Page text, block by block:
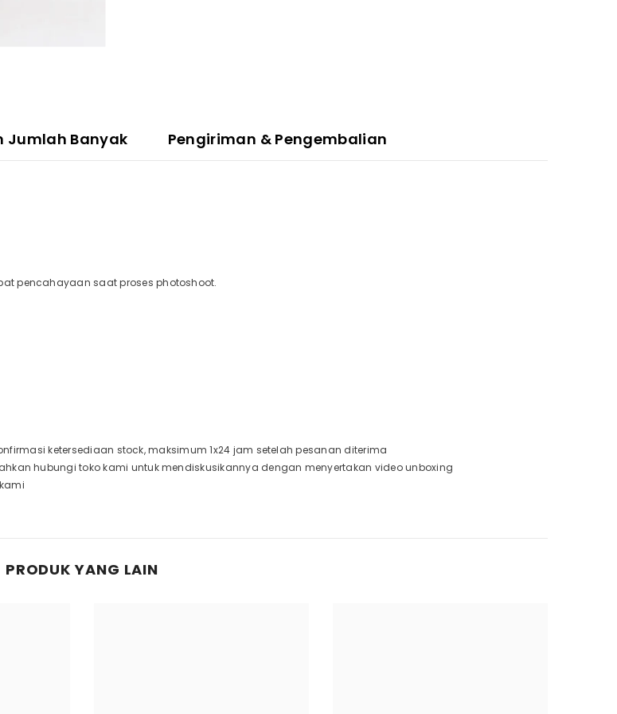
Jumlah Banyak Pengiriman & Pengembalian
pencahayaan saat proses photoshoot.
ketersediaan stock, maksimum 1x24 jam setelah pesanan diterima
hubungi toko kami untuk mendiskusikannya dengan menyertakan video unboxing
PRODUK YANG LAIN